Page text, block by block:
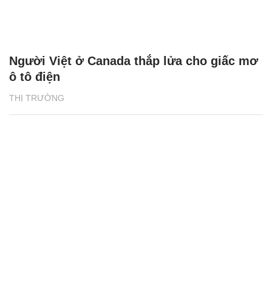
THỊ TRƯỜNG
Người Việt ở Canada thắp lửa cho giấc mơ
ô tô điện